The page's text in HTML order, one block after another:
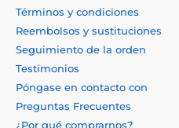
Términos y condiciones
Reembolsos y sustituciones
Seguimiento de la orden
Testimonios
Póngase en contacto con
Preguntas Frecuentes
¿Por qué comprarnos?